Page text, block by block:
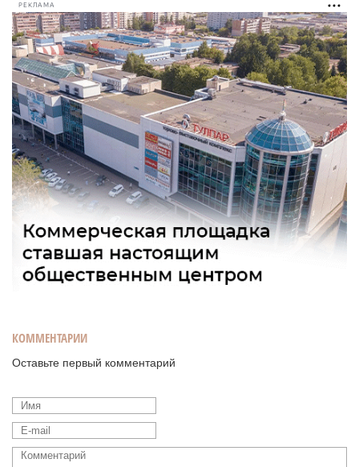
РЕКЛАМА
КОММЕНТАРИИ
Оставьте первый комментарий